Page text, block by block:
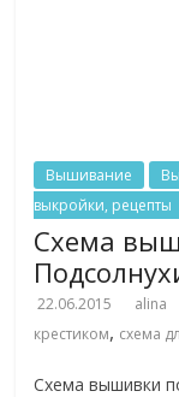
Вышивание
выкройки, рецепты
Схема
22.06.2015 alina
крестиком, схема
Схема вышивки